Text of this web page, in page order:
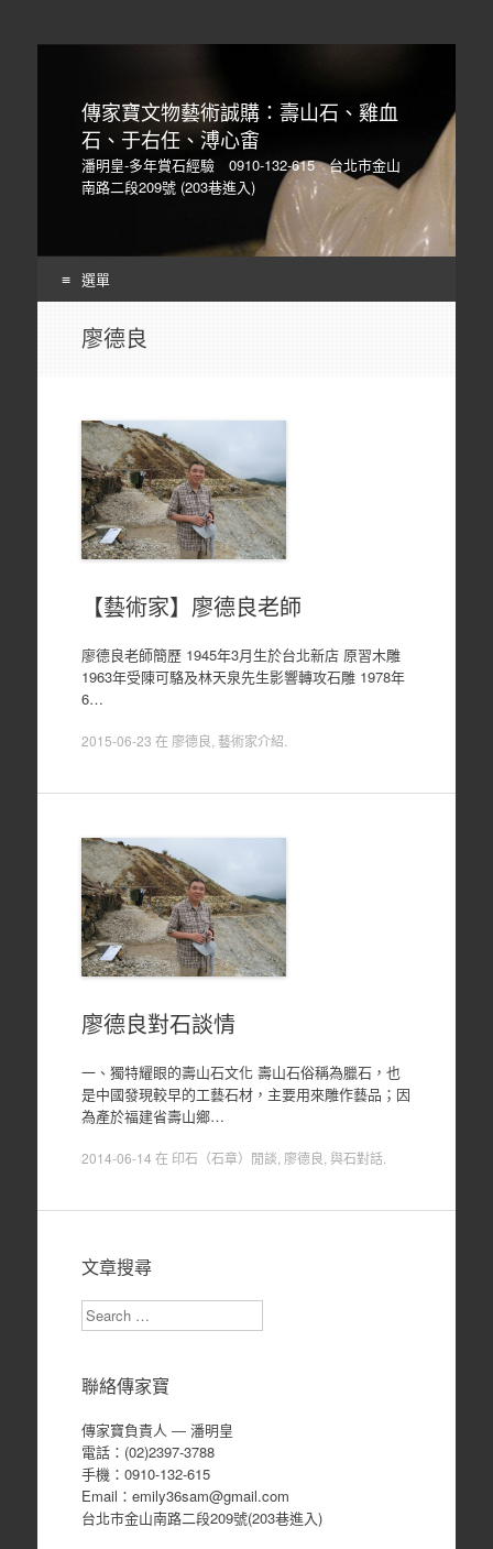
傳家寶文物藝術誠購：壽山石、雞血
石、于右任、溥心畬
潘明皇-多年賞石經驗 0910-132-615 台北市金山
南路二段209號 (203巷進入)
選單
廖德良
【藝術家】廖德良老師
廖德良老師簡歷 1945年3月生於台北新店 原習木雕
1963年受陳可駱及林天泉先生影響轉攻石雕 1978年
6…
2015-06-23 在 廖德良 藝術家介紹
廖德良對石談情
一、獨特耀眼的壽山石文化 壽山石俗稱為臘石，也
是中國發現較早的工藝石材，主要用來雕作藝品；因
為產於福建省壽山鄉…
2014-06-14 在 印石（石章）閒談 廖德良 與石對話.
文章搜尋
Search
聯絡傳家寶
傳家寶負責人 ― 潘明皇
電話：(02)2397-3788
手機：0910-132-615
Email：emily36sam@gmail.com
台北市金山南路二段209號(203巷進入)